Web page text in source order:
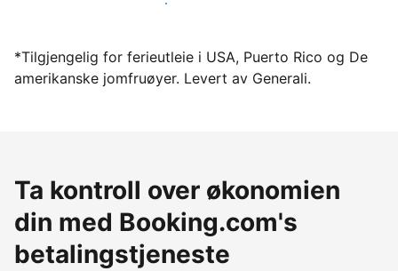
Lei ut ferieboligen din gjennom oss i dag
*Tilgjengelig for ferieutleie i USA, Puerto Rico og De
amerikanske jomfruøyer. Levert av Generali.
Ta kontroll over økonomien
din med Booking.com's
betalingstjeneste